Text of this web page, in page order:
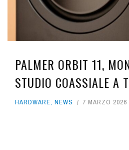
PALMER ORBIT 11,
STUDIO COASSIALE A
HARDWARE, NEWS 7 MARZO 2026